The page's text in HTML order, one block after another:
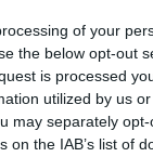
of your
the below opt-out
is processed
utilized by us
may separately
the IAB’s list of
a Markhot Ferenc
több mint 70 millió